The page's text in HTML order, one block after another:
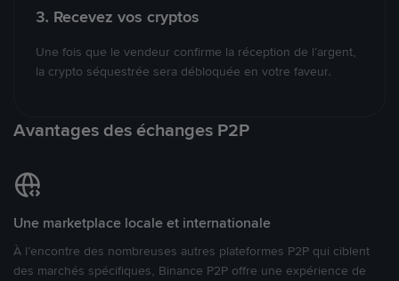
3. Recevez vos cryptos
Une fois que le vendeur confirme la réception de l’argent,
la crypto séquestrée sera débloquée en votre faveur.
Avantages des échanges P2P
Une marketplace locale et internationale
À l’encontre des nombreuses autres plateformes P2P qui ciblent
des marchés spécifiques, Binance P2P offre une expérience de